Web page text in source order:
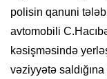
polisin qanuni
avtomobili
kəsişməsində
vəziyyətə saldığına